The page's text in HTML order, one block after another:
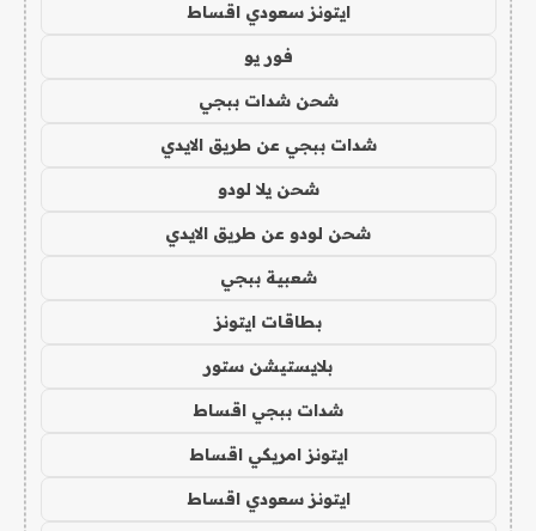
ايتونز سعودي اقساط
فور يو
شحن شدات ببجي
شدات ببجي عن طريق الايدي
شحن يلا لودو
شحن لودو عن طريق الايدي
شعبية ببجي
بطاقات ايتونز
بلايستيشن ستور
شدات ببجي اقساط
ايتونز امريكي اقساط
ايتونز سعودي اقساط